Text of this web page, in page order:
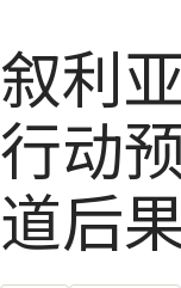
叙利
行动
道后